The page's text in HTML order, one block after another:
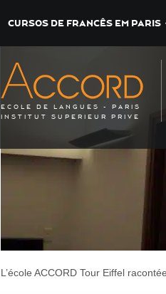
CURSOS DE FRANCÊS EM PARIS
ECOLE DE LANGUES - PARIS
INSTITUT SUPERIEUR PRIVE
L’école ACCORD Tour Eiffel